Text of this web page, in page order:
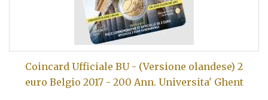
Coincard Ufficiale BU - (Versione olandese) 2
euro Belgio 2017 - 200 Ann. Universita' Ghent